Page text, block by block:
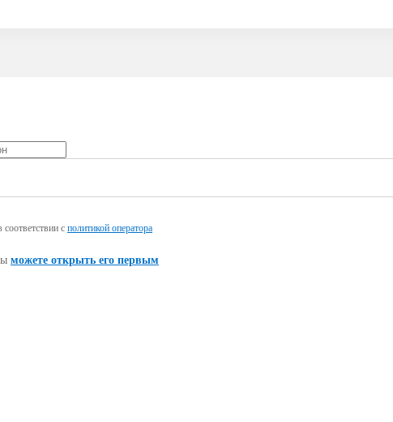
с политикой оператора
можете открыть его первым